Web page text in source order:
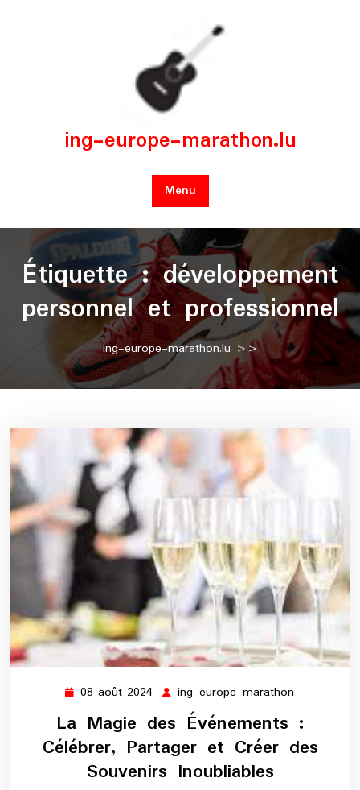
ing-europe-marathon.lu
Menu
Étiquette :développement
personnel et professionnel
ing-europe-marathon.lu >>
08 août 2024 08
août
2024
ing-europe-marathon
marathon
La Magie des Événements :
Célébrer, Partager et Créer des
Souvenirs Inoubliables